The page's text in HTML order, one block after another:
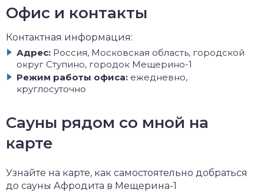
Офис и контакты
Контактная информация:
Адрес: Россия, Московская область, городской
округ Ступино, городок Мещерино-1
Режим работы офиса: ежедневно,
круглосуточно
Сауны рядом со мной на
карте
Узнайте на карте, как самостоятельно добраться
до сауны Афродита в Мещерина-1